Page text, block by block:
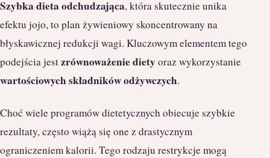
Szybka dieta odchudzająca, która skutecznie unika
efektu jojo, to plan żywieniowy skoncentrowany na
błyskawicznej redukcji wagi. Kluczowym elementem tego
podejścia jestzrównoważenie dietyoraz wykorzystanie
wartościowych składników odżywczych.
Choć wiele programów dietetycznych obiecuje szybkie
rezultaty, często wiążą się one z drastycznym
ograniczeniem kalorii. Tego rodzaju restrykcje mogą